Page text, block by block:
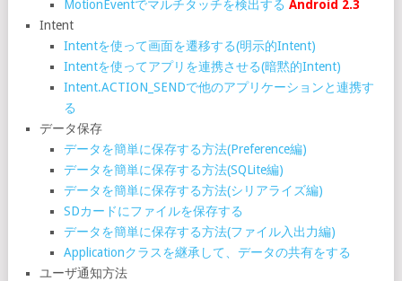
MotionEventでマルチタッチを検出する Android 2.3
Intent
Intentを使って画面を遷移する(明示的Intent)
Intentを使ってアプリを連携させる(暗黙的Intent)
Intent.ACTION_SENDで他のアプリケーションと連携す
る
データ保存
データを簡単に保存する方法(Preference編)
データを簡単に保存する方法(SQLite編)
データを簡単に保存する方法(シリアライズ編)
SDカードにファイルを保存する
データを簡単に保存する方法(ファイル入出力編)
Applicationクラスを継承して、データの共有をする
ユーザ通知方法